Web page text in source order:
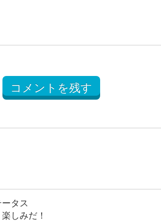
コメントを残す
タス
しみだ！